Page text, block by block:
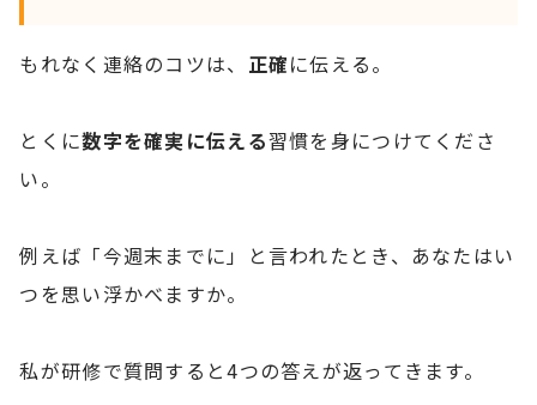
もれなく連絡のコツは、 正確に伝える。
とくに数字を確実に伝える習慣を身につけてくださ
い。
例えば「今週末までに」と言われたとき、あなたはい
つを思い浮かべますか。
私が研修で質問すると4つの答えが返ってきます。